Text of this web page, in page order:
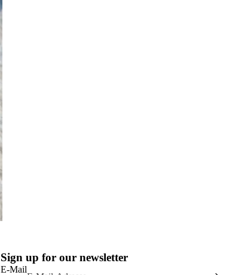
Sign up for our newsletter
E-Mail